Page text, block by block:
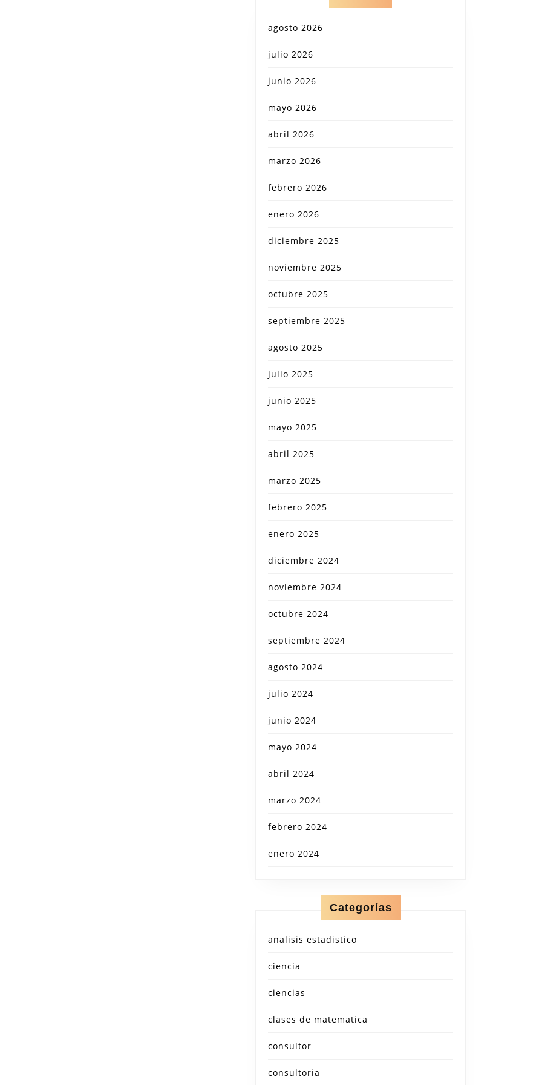
agosto 2026
julio 2026
junio 2026
mayo 2026
abril 2026
marzo 2026
febrero 2026
enero 2026
diciembre 2025
noviembre 2025
octubre 2025
septiembre 2025
agosto 2025
julio 2025
junio 2025
mayo 2025
abril 2025
marzo 2025
febrero 2025
enero 2025
diciembre 2024
noviembre 2024
octubre 2024
septiembre 2024
agosto 2024
julio 2024
junio 2024
mayo 2024
abril 2024
marzo 2024
febrero 2024
enero 2024
Categorías
analisis estadistico
ciencia
ciencias
clases de matematica
consultor
consultoria